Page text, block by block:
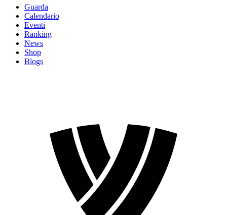
Guarda
Calendario
Eventi
Ranking
News
Shop
Blogs